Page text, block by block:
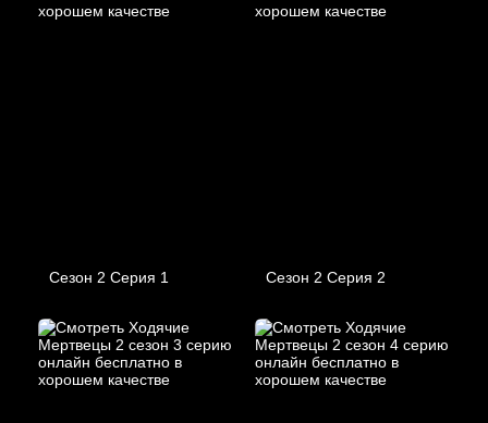
Сезон 2 Серия 1 Сезон 2 Серия 2